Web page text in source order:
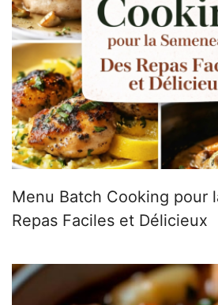
Menu Batch Cooking pour
Repas Faciles et Délicieux